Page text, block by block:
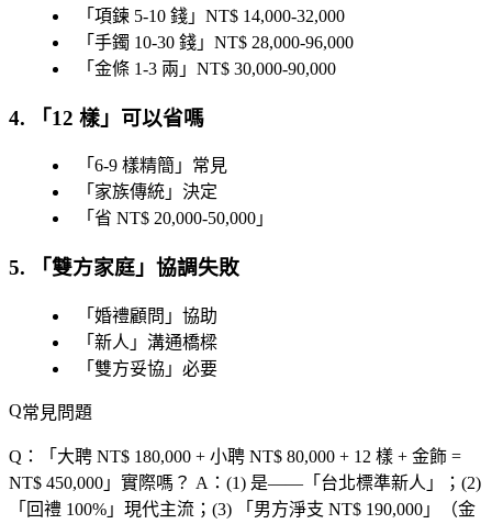
「 項鍊 5-10 錢 」NT$ 14,000-32,000
「 手鐲 10-30 錢 」NT$ 28,000-96,000
「 金條 1-3 兩 」NT$ 30,000-90,000
4. 「12 樣 」可以省嗎
「 6-9 樣精簡 」常見
「 家族傳統 」決定
「 省 NT$ 20,000-50,000 」
5. 「雙方家庭 」協調失敗
「 婚禮顧問 」協助
「 新人 」溝通橋樑
「 雙方妥協 」必要
常見問題
Q：「 大聘 NT$ 180,000 + 小聘 NT$ 80,000 + 12 樣 + 金飾 =
NT$ 450,000 」實際嗎？ A：(1) 是——「 台北標準新人 」；(2)
「 回禮 100% 」現代主流；(3) 「 男方淨支 NT$ 190,000 」（金